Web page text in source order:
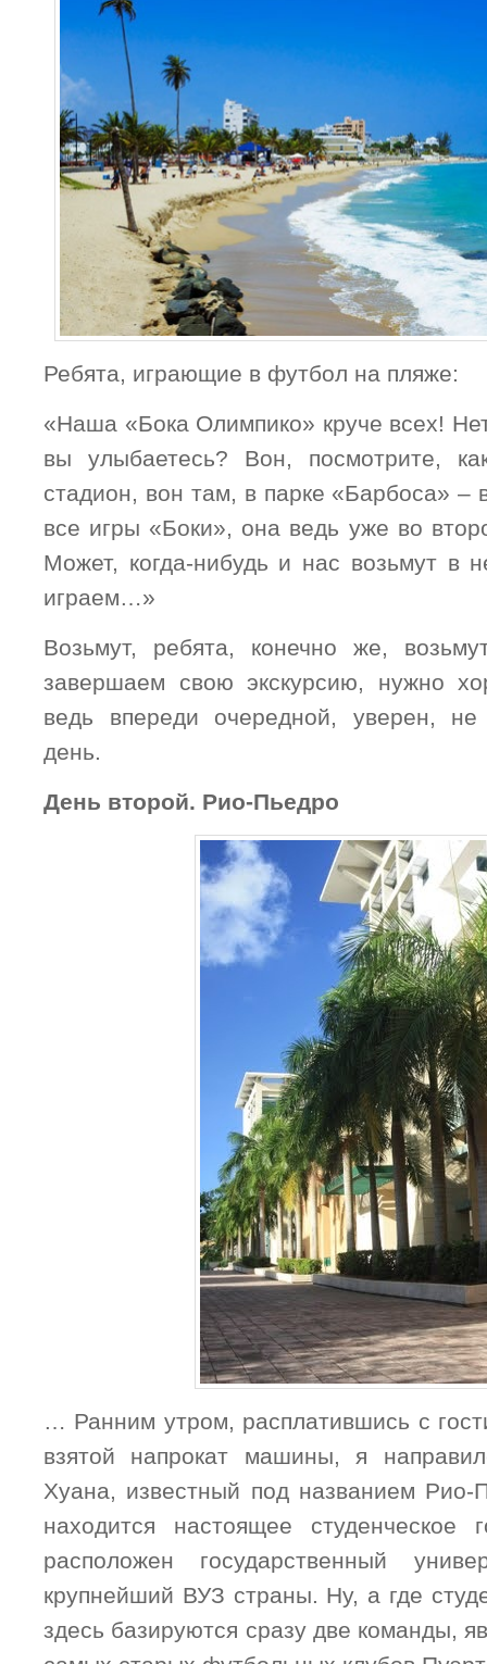
Ребята, играющие в футбол на пляже:
«Наша «Бока Олимпико» круче всех!
вы улыбаетесь? Вон, посмотрите,
стадион, вон там, в парке «Барбоса»
все игры «Боки», она ведь уже во
Может, когда-нибудь и нас возьмут в
играем…»
Возьмут, ребята, конечно же,
завершаем свою экскурсию, нужно
ведь впереди очередной, уверен,
день.
День второй. Рио-Пьедро
… Ранним утром, расплатившись с
взятой напрокат машины, я
Хуана, известный под названием Рио-
находится настоящее студенческое
расположен государственный
крупнейший ВУЗ страны. Ну, а где
здесь базируются сразу две команды,